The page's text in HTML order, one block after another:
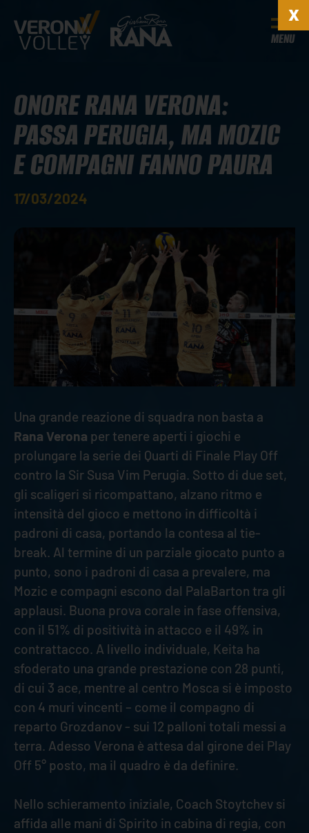
MENU
ONORE RANA VERONA:
PASSA PERUGIA, MA MOZIC
E COMPAGNI FANNO PAURA
17/03/2024
Una grande reazione di squadra non basta a
Rana Verona per tenere aperti i giochi e
prolungare la serie dei Quarti di Finale Play Off
contro la Sir Susa Vim Perugia. Sotto di due set,
gli scaligeri si ricompattano, alzano ritmo e
intensità del gioco e mettono in difficoltà i
padroni di casa, portando la contesa al tie-
break. Al termine di un parziale giocato punto a
punto, sono i padroni di casa a prevalere, ma
Mozic e compagni escono dal PalaBarton tra gli
applausi. Buona prova corale in fase offensiva,
con il 51% di positività in attacco e il 49% in
contrattacco. A livello individuale, Keita ha
sfoderato una grande prestazione con 28 punti,
di cui 3 ace, mentre al centro Mosca si è imposto
con 4 muri vincenti – come il compagno di
reparto Grozdanov - sui 12 palloni totali messi a
terra. Adesso Verona è attesa dal girone dei Play
Off 5° posto, ma il quadro è da definire.
Nello schieramento iniziale, Coach Stoytchev si
affida alle mani di Spirito in cabina di regia, con